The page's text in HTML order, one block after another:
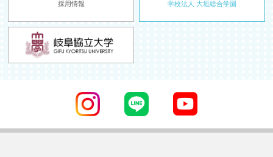
採用情報 学校法人 大垣総合学園